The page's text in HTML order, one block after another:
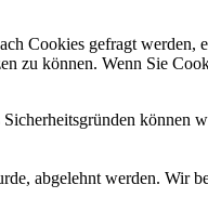
Cookies gefragt
zu können. Wenn Sie
können
abgelehnt werden. Wir